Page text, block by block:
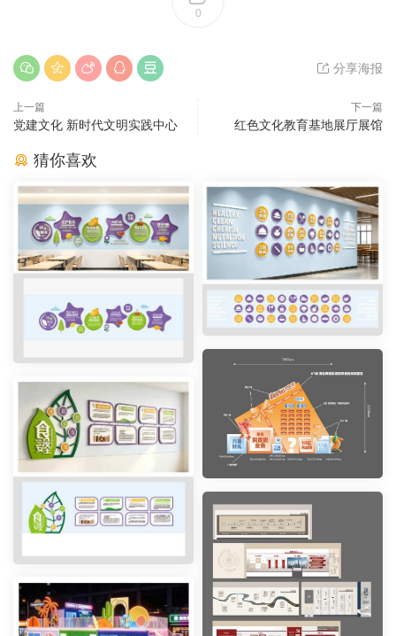
0
分享海报
上一篇
党建文化 新时代文明实践中心
下一篇
红色文化教育基地展厅展馆
猜你喜欢